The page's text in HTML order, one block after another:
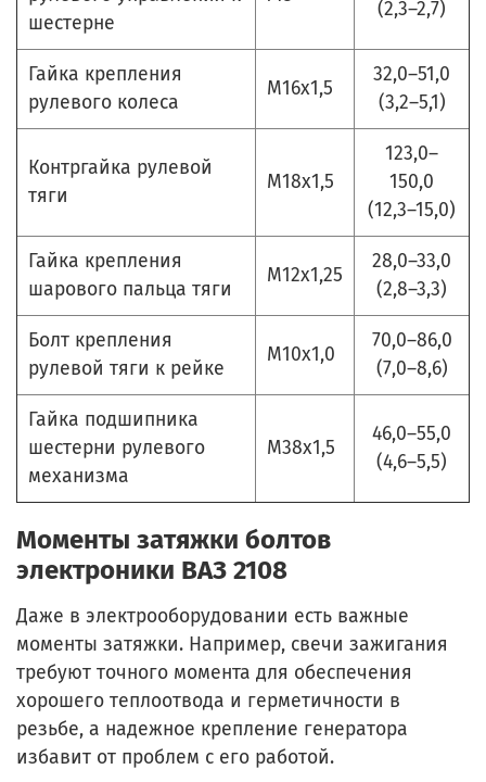
шестерне
(2,3–2,7)
Гайка крепления
рулевого колеса
М16х1,5
32,0–51,0
(3,2–5,1)
Контргайка рулевой
тяги
М18х1,5
123,0–
150,0
(12,3–15,0)
Гайка крепления
шарового пальца тяги
М12х1,25
28,0–33,0
(2,8–3,3)
Болт крепления
рулевой тяги к рейке
М10х1,0
70,0–86,0
(7,0–8,6)
Гайка подшипника
шестерни рулевого
механизма
М38х1,5
46,0–55,0
(4,6–5,5)
Моменты затяжки болтов
электроники ВАЗ 2108
Даже в электрооборудовании есть важные
моменты затяжки. Например, свечи зажигания
требуют точного момента для обеспечения
хорошего теплоотвода и герметичности в
резьбе, а надежное крепление генератора
избавит от проблем с его работой.